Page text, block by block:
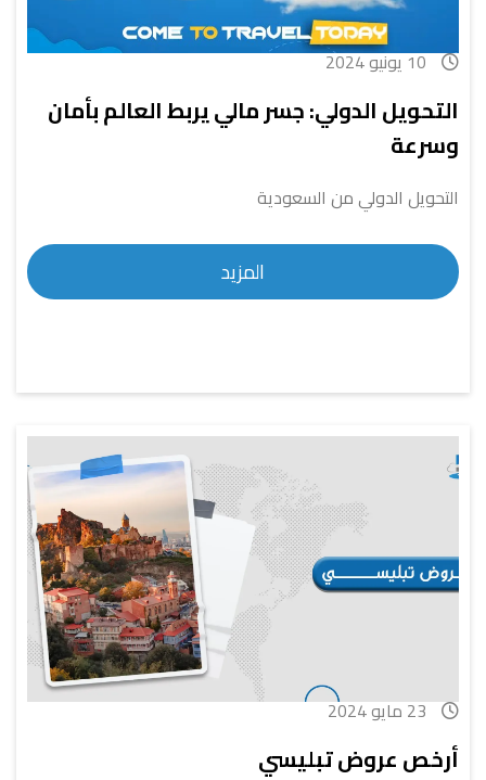
10 يونيو 2024
التحويل الدولي: جسر مالي يربط العالم بأمان
وسرعة
التحويل الدولي من السعودية
المزيد
23 مايو 2024
أرخص عروض تبليسي